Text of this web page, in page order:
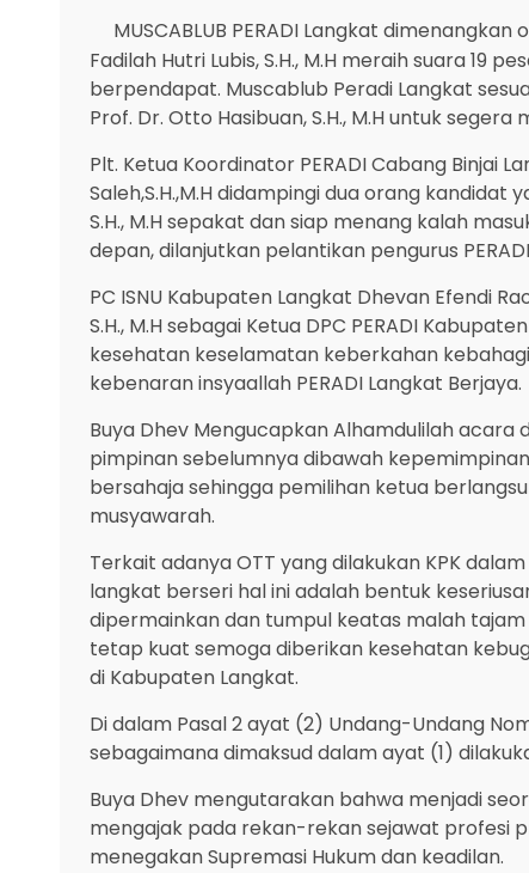
MUSCABLUB PERADI Langkat
Fadilah Hutri Lubis, S.H., M.H meraih suara
berpendapat. Muscablub Peradi Langkat
Prof. Dr. Otto Hasibuan, S.H., M.H untuk
Plt. Ketua Koordinator PERADI Cabang Binjai
Saleh,S.H.,M.H didampingi dua orang kandidat
S.H., M.H sepakat dan siap menang kalah
depan, dilanjutkan pelantikan pengurus
PC ISNU Kabupaten Langkat Dhevan Efendi
S.H., M.H sebagai Ketua DPC PERADI
kesehatan keselamatan keberkahan
kebenaran insyaallah PERADI Langkat Berjaya.
Buya Dhev Mengucapkan Alhamdulilah
pimpinan sebelumnya dibawah kepemimpinan
bersahaja sehingga pemilihan ketua
musyawarah.
Terkait adanya OTT yang dilakukan KPK
langkat berseri hal ini adalah bentuk
dipermainkan dan tumpul keatas malah
tetap kuat semoga diberikan kesehatan
di Kabupaten Langkat.
Di dalam Pasal 2 ayat (2) Undang-Undang
sebagaimana dimaksud dalam ayat (1)
Buya Dhev mengutarakan bahwa menjadi
mengajak pada rekan-rekan sejawat profesi
menegakan Supremasi Hukum dan keadilan.